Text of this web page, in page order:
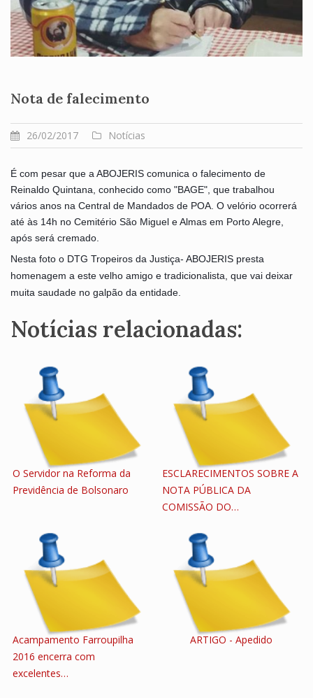
Nota de falecimento
26/02/2017 Notícias
É com pesar que a ABOJERIS comunica o falecimento de
Reinaldo Quintana, conhecido como "BAGE", que trabalhou
vários anos na Central de Mandados de POA. O velório ocorrerá
até às 14h no Cemitério São Miguel e Almas em Porto Alegre,
após será cremado.
Nesta foto o DTG Tropeiros da Justiça- ABOJERIS presta
homenagem a este velho amigo e tradicionalista, que vai deixar
muita saudade no galpão da entidade.
Notícias relacionadas:
O Servidor na Reforma da
Previdência de Bolsonaro
ESCLARECIMENTOS SOBRE A
NOTA PÚBLICA DA
COMISSÃO DO…
Acampamento Farroupilha
2016 encerra com
excelentes…
ARTIGO - Apedido